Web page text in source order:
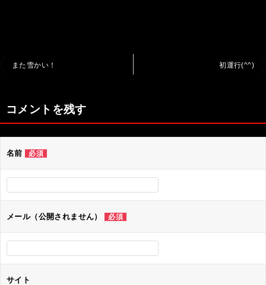
ビ
ゲ
ー
シ
ョ
ン
また雪かい！ 初運行(^^)
コメントを残す
名前 必須
メール（公開されません） 必須
サイト